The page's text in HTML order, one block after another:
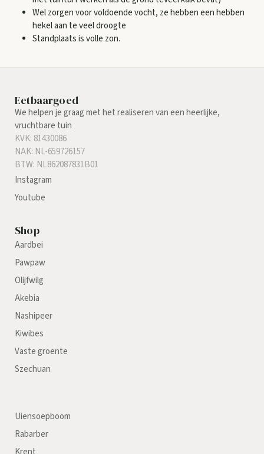
Wel zorgen voor voldoende vocht, ze hebben een hebben
hekel aan te veel droogte
Standplaats is volle zon.
Eetbaargoed
We helpen je graag met het realiseren van een heerlijke,
vruchtbare tuin
KVK: 81430086
NAK: NL-659726157
BTW: NL862087831B01
Instagram
Youtube
Shop
Aardbei
Pawpaw
Olijfwilg
Akebia
Nashipeer
Kiwibes
Vaste groente
Szechuan
Uiensoepboom
Rabarber